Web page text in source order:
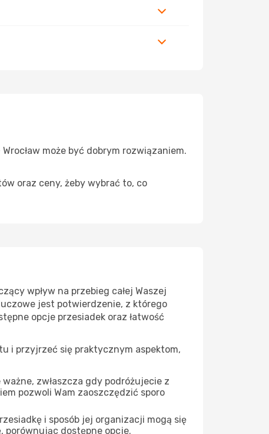
może być dobrym rozwiązaniem.
oraz ceny, żeby wybrać to, co
wpływ na przebieg całej Waszej
jest potwierdzenie, z którego
opcje przesiadek oraz łatwość
i przyjrzeć się praktycznym aspektom,
zwłaszcza gdy podróżujecie z
pozwoli Wam zaoszczędzić sporo
i sposób jej organizacji mogą się
porównując dostępne opcje.